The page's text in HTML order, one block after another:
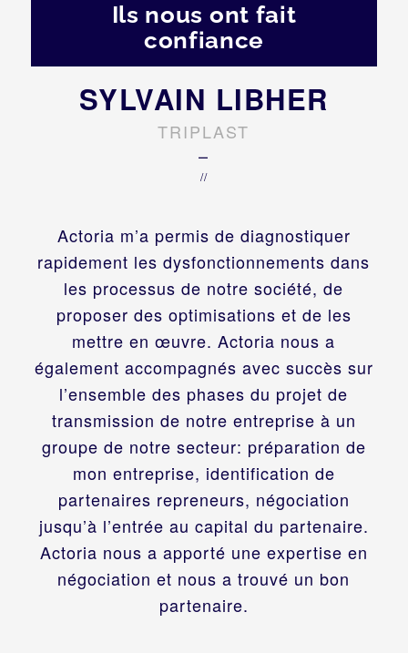
Ils nous ont fait
confiance
Actoria m’a permis de diagnostiquer
rapidement les dysfonctionnements dans
les processus de notre société, de
proposer des optimisations et de les
mettre en œuvre. Actoria nous a
également accompagnés avec succès sur
l’ensemble des phases du projet de
transmission de notre entreprise à un
groupe de notre secteur: préparation de
mon entreprise, identification de
partenaires repreneurs, négociation
jusqu’à l’entrée au capital du partenaire.
Actoria nous a apporté une expertise en
négociation et nous a trouvé un bon
partenaire.
SYLVAIN LIBHER
TRIPLAST
–
//